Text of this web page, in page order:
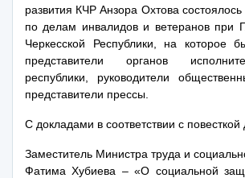
развития КЧР Анзора Охтова
по делам инвалидов и ветеранов при
Черкесской Республики, на которое
представители органов
республики, руководители
представители прессы.
С докладами в соответствии с
Заместитель Министра труда и
Фатима Хубиева – «О социальной